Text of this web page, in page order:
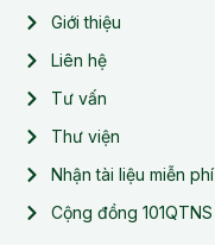
Giới thiệu
Liên hệ
Tư vấn
Thư viện
Nhận tài liệu miễn phí
Cộng đồng 101QTNS